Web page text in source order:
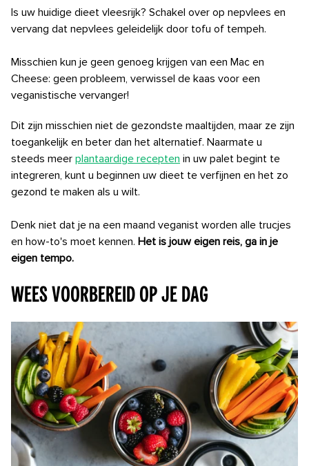
Is uw huidige dieet vleesrijk? Schakel over op nepvlees en
vervang dat nepvlees geleidelijk door tofu of tempeh.
Misschien kun je geen genoeg krijgen van een Mac en
Cheese: geen probleem, verwissel de kaas voor een
veganistische vervanger!
Dit zijn misschien niet de gezondste maaltijden, maar ze zijn
toegankelijk en beter dan het alternatief. Naarmate u
steeds meer plantaardige recepten in uw palet begint te
integreren, kunt u beginnen uw dieet te verfijnen en het zo
gezond te maken als u wilt.
Denk niet dat je na een maand veganist worden alle trucjes
en how-to's moet kennen. Het is jouw eigen reis, ga in je
eigen tempo.
Wees voorbereid op je dag